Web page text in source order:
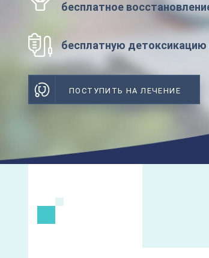
бесплатное
бесплатную детоксикацию
ПОСТУПИТЬ НА ЛЕЧЕНИЕ